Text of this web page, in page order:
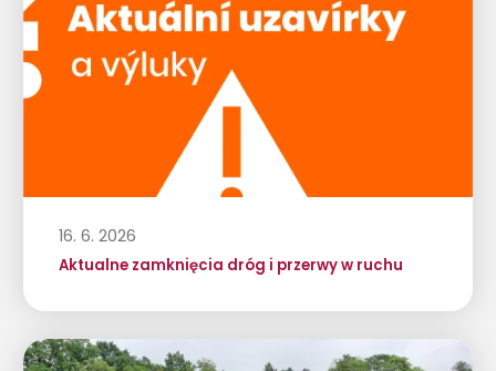
16. 6. 2026
Aktualne zamknięcia dróg i przerwy w ruchu